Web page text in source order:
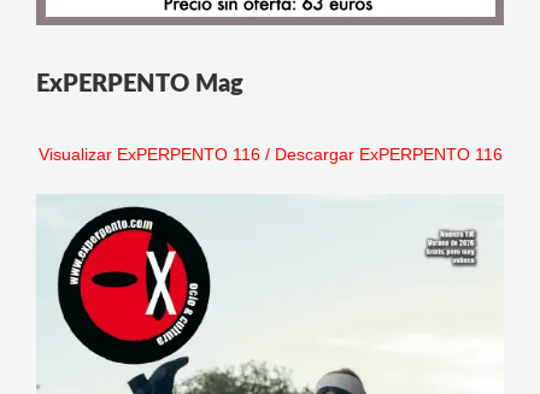
ExPERPENTO Mag
Visualizar ExPERPENTO 116/ Descargar ExPERPENTO 116